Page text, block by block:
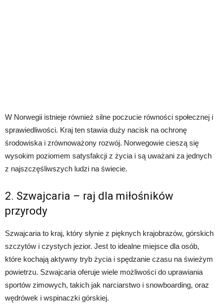
W Norwegii istnieje również silne poczucie równości społecznej i
sprawiedliwości. Kraj ten stawia duży nacisk na ochronę
środowiska i zrównoważony rozwój. Norwegowie cieszą się
wysokim poziomem satysfakcji z życia i są uważani za jednych
z najszczęśliwszych ludzi na świecie.
2. Szwajcaria – raj dla miłośników
przyrody
Szwajcaria to kraj, który słynie z pięknych krajobrazów, górskich
szczytów i czystych jezior. Jest to idealne miejsce dla osób,
które kochają aktywny tryb życia i spędzanie czasu na świeżym
powietrzu. Szwajcaria oferuje wiele możliwości do uprawiania
sportów zimowych, takich jak narciarstwo i snowboarding, oraz
wędrówek i wspinaczki górskiej.